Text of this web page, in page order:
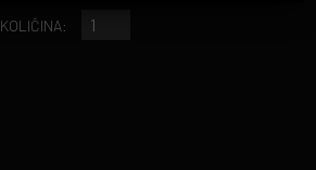
KOLIČINA: